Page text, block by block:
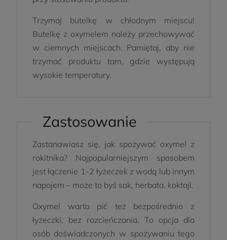
Trzymaj butelkę w chłodnym miejscu!
Butelkę z oxymelem należy przechowywać
w ciemnych miejscach. Pamiętaj, aby nie
trzymać produktu tam, gdzie występują
wysokie temperatury.
Zastosowanie
Zastanawiasz się, jak spożywać oxymel z
rokitnika? Najpopularniejszym sposobem
jest łączenie 1-2 łyżeczek z wodą lub innym
napojem – może to byś sok, herbata, koktajl.
Oxymel warto pić też bezpośrednio z
łyżeczki, bez rozcieńczania. To opcja dla
osób doświadczonych w spożywaniu tego